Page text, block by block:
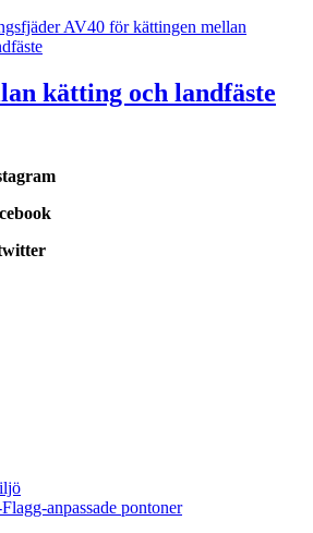
kätting och landfäste
anpassade pontoner